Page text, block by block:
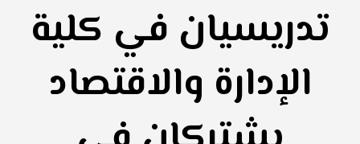
تدريسيان في كلية
الإدارة والاقتصاد